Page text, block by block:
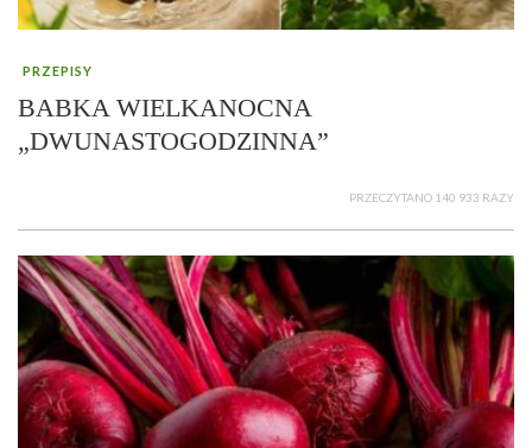
PRZEPISY
BABKA WIELKANOCNA
„DWUNASTOGODZINNA”
PRZECZYTANO 140 933 RAZY